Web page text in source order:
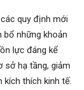
quy định mới
bổ những khoản
lực đáng kể
sở hạ tầng, giảm
thích kinh tế.